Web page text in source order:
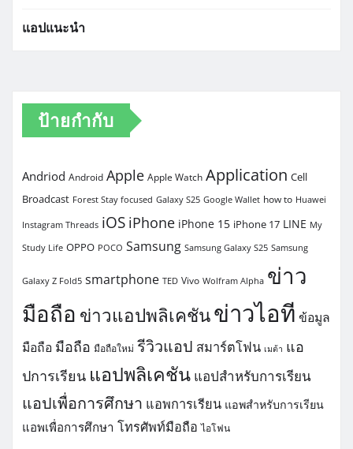
แอปแนะนำ
ป้ายกำกับ
Andriod Android Apple Apple Watch Application Cell
Broadcast Forest Stay focused Galaxy S25 Google Wallet how to Huawei
Instagram Threads iOS iPhone iPhone 15 iPhone 17 LINE My
Study Life OPPO POCO Samsung Samsung Galaxy S25 Samsung
Galaxy Z Fold5 smartphone TED Vivo Wolfram Alpha ข่าว
มือถือ ข่าวแอปพลิเคชันข่าวไอที ข้อมูล
มือถือ มือถือ มือถือใหม่ รีวิวแอป สมาร์ตโฟน เมต้า แอ
ปการเรียน แอปพลิเคชัน แอปสำหรับการเรียน
แอปเพื่อการศึกษา แอพการเรียน แอพสำหรับการเรียน
แอพเพื่อการศึกษา โทรศัพท์มือถือ ไอโฟน